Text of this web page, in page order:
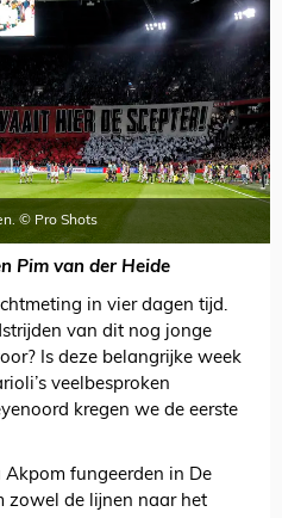
© Pro Shots
Pim van der Heide
in vier dagen tijd.
van dit nog jonge
Is deze belangrijke week
veelbesproken
kregen we de eerste
fungeerden in De
zowel de lijnen naar het